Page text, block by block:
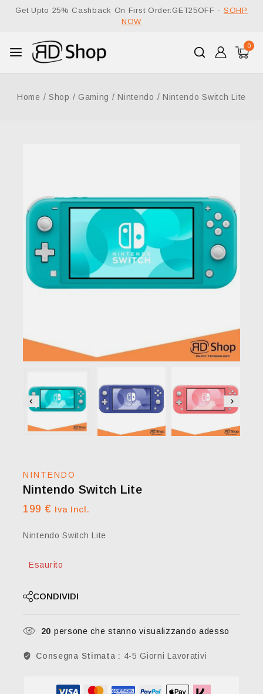
Get Upto 25% Cashback On First Order:GET25OFF - SOHP
NOW
0
Home / Shop / Gaming / Nintendo / Nintendo Switch Lite
NINTENDO
Nintendo Switch Lite
199 € Iva Incl.
Nintendo Switch Lite
Esaurito
CONDIVIDI
20 persone che stanno visualizzando adesso
Consegna Stimata : 4-5 Giorni Lavorativi